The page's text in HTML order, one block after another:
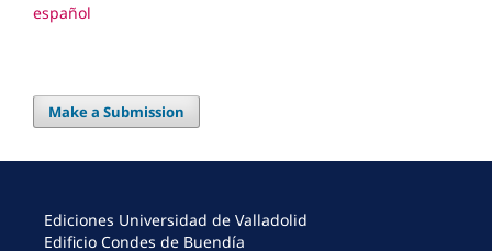
español
Make a Submission
Ediciones Universidad de Valladolid
Edificio Condes de Buendía